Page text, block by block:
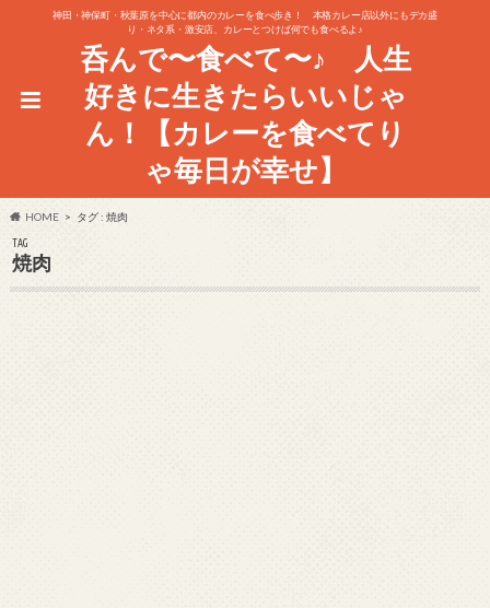
神田・神保町・秋葉原を中心に都内のカレーを食べ歩き！ 本格カレー店以外にもデカ盛
り・ネタ系・激安店、カレーとつけば何でも食べるよ♪
呑んで〜食べて〜♪ 人生
好きに生きたらいいじゃ
ん！【カレーを食べてり
ゃ毎日が幸せ】
HOME タグ : 焼肉
TAG
焼肉